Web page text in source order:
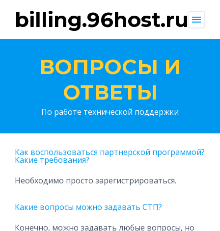
billing.96host.ru menu
ВОПРОСЫ И
ОТВЕТЫ
По работе технической поддержки
Как воспользоваться партнерской программой?
Какие требования?
Необходимо просто зарегистрироваться.
Какие вопросы можно задавать СТП?
Конечно, можно задавать любые вопросы, но